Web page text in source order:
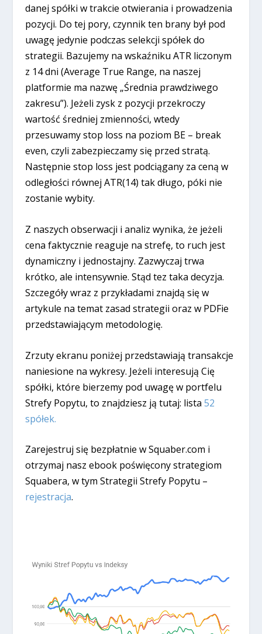
danej spółki w trakcie otwierania i prowadzenia
pozycji. Do tej pory, czynnik ten brany był pod
uwagę jedynie podczas selekcji spółek do
strategii. Bazujemy na wskaźniku ATR liczonym
z 14 dni (Average True Range, na naszej
platformie ma nazwę „Średnia prawdziwego
zakresu”). Jeżeli zysk z pozycji przekroczy
wartość średniej zmienności, wtedy
przesuwamy stop loss na poziom BE – break
even, czyli zabezpieczamy się przed stratą.
Następnie stop loss jest podciągany za ceną w
odległości równej ATR(14) tak długo, póki nie
zostanie wybity.
Z naszych obserwacji i analiz wynika, że jeżeli
cena faktycznie reaguje na strefę, to ruch jest
dynamiczny i jednostajny. Zazwyczaj trwa
krótko, ale intensywnie. Stąd tez taka decyzja.
Szczegóły wraz z przykładami znajdą się w
artykule na temat zasad strategii oraz w PDFie
przedstawiającym metodologię.
Zrzuty ekranu poniżej przedstawiają transakcje
naniesione na wykresy. Jeżeli interesują Cię
spółki, które bierzemy pod uwagę w portfelu
Strefy Popytu, to znajdziesz ją tutaj: lista 52
spółek.
Zarejestruj się bezpłatnie w Squaber.com i
otrzymaj nasz ebook poświęcony strategiom
Squabera, w tym Strategii Strefy Popytu –
rejestracja.